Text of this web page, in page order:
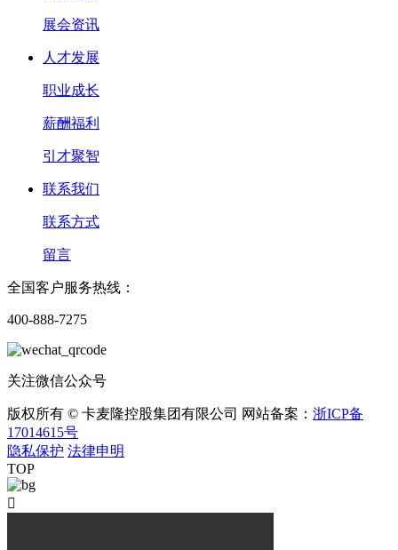
展会资讯
人才发展
职业成长
薪酬福利
引才聚智
联系我们
联系方式
留言
全国客户服务热线：
400-888-7275
关注微信公众号
版权所有 © 卡麦隆控股集团有限公司 网站备案： 浙ICP备
17014615号
隐私保护 法律申明
TOP
